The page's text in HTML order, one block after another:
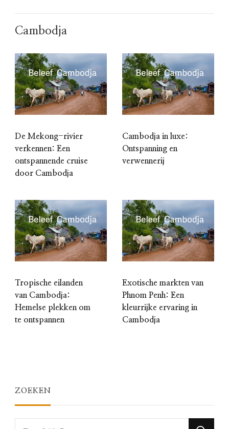
Cambodja
De Mekong-rivier
verkennen: Een
ontspannende cruise
door Cambodja
Cambodja in luxe:
Ontspanning en
verwennerij
Tropische eilanden
van Cambodja:
Hemelse plekken om
te ontspannen
Exotische markten van
Phnom Penh: Een
kleurrijke ervaring in
Cambodja
ZOEKEN
Looking